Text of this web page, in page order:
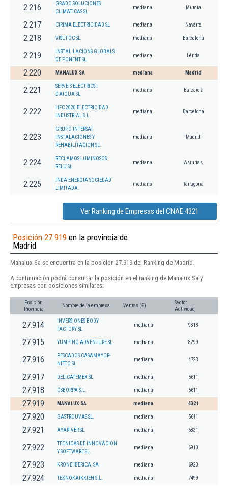
2.216
GRADO SOLUCIONES
CLIMATICAS SL.
mediana Murcia
2.217 CIRIMA ELECTRICIDAD SL mediana Navarra
2.218 VISUFOC SL. mediana Barcelona
2.219
INSTAL.LACIONS GLOBALS
DE PONENT SL.
mediana Lérida
2.220 MANALUX SA mediana Madrid
2.221
SERVEIS ELECTRICS I
D'AIGUA SL
mediana Baleares
2.222
HFC 2020 ELECTRICIDAD
INDUSTRIAL S.L.
mediana Barcelona
2.223
GRUPO INTERSAT
INSTALACIONES Y
REHABILITACION SL.
mediana Madrid
2.224
RECLAMOS LUMINOSOS
RELU SL
mediana Asturias
2.225
INDA ENERGIA SOCIEDAD
LIMITADA.
mediana Tarragona
Ver Ranking de Empresas del CNAE 4321
Posición 27.919 en la provincia de
Madrid
Manalux Sa se encuentra en la posición 27.919 del Ranking de Madrid.
A continuación podrá consultar la posición en el ranking de Manalux Sa y
empresas con posiciones similares:
Posición
Provincia
Nombre de la empresa Ventas (€)
Sector
Actividad
27.914
INVERSIONES BODY
FACTORY SL
mediana 9313
27.915 YUMPING ADVENTURE SL. mediana 8299
27.916
PESCADOS CASAMAYOR-
NIETO SL
mediana 4723
27.917 DELICATEMEX SL mediana 5611
27.918 OSBORPA S.L. mediana 5611
27.919 MANALUX SA mediana 4321
27.920 GASTROUVAS SL. mediana 5611
27.921 AYARIVER SL. mediana 6831
27.922
TECNICAS DE INNOVACION
Y SOFTWARE SL.
mediana 6910
27.923 KRONE IBERICA, SA mediana 6920
27.924 TEKNOKAIKKIEN S.L. mediana 7499